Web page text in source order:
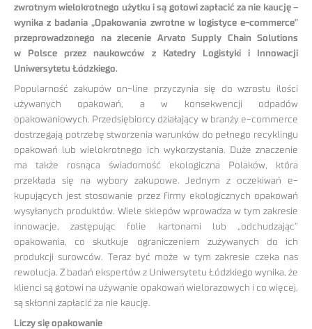
zwrotnym wielokrotnego użytku i są gotowi zapłacić za nie kaucję –
wynika z badania „Opakowania zwrotne w logistyce e-commerce”
przeprowadzonego na zlecenie Arvato Supply Chain Solutions
w Polsce przez naukowców z Katedry Logistyki i Innowacji
Uniwersytetu Łódzkiego.
Popularność zakupów on-line przyczynia się do wzrostu ilości
używanych opakowań, a w konsekwencji odpadów
opakowaniowych. Przedsiębiorcy działający w branży e-commerce
dostrzegają potrzebę stworzenia warunków do pełnego recyklingu
opakowań lub wielokrotnego ich wykorzystania. Duże znaczenie
ma także rosnąca świadomość ekologiczna Polaków, która
przekłada się na wybory zakupowe. Jednym z oczekiwań e-
kupujących jest stosowanie przez firmy ekologicznych opakowań
wysyłanych produktów. Wiele sklepów wprowadza w tym zakresie
innowacje, zastępując folie kartonami lub „odchudzając”
opakowania, co skutkuje ograniczeniem zużywanych do ich
produkcji surowców. Teraz być może w tym zakresie czeka nas
rewolucja. Z badań ekspertów z Uniwersytetu Łódzkiego wynika, że
klienci są gotowi na używanie opakowań wielorazowych i co więcej,
są skłonni zapłacić za nie kaucję.
Liczy się opakowanie